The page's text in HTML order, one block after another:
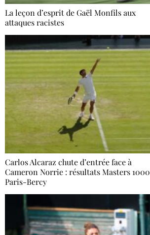
La leçon d’esprit de Gaël Monfils aux
attaques racistes
Carlos Alcaraz chute d’entrée face à
Cameron Norrie : résultats Masters 1000
Paris-Bercy